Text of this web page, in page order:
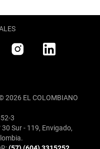
2026 EL COLOMBIANO
3
30 Sur - 119, Envigado,